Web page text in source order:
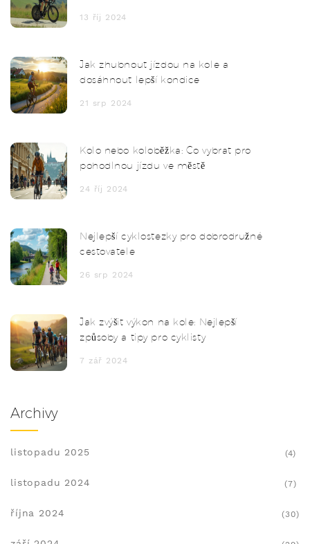
13 říj 2024
Jak zhubnout jízdou na kole a
dosáhnout lepší kondice
21 srp 2024
Kolo nebo koloběžka: Co vybrat pro
pohodlnou jízdu ve městě
24 říj 2024
Nejlepší cyklostezky pro dobrodružné
cestovatele
26 srp 2024
Jak zvýšit výkon na kole: Nejlepší
způsoby a tipy pro cyklisty
7 zář 2024
Archivy
listopadu 2025 (4)
listopadu 2024 (7)
října 2024 (30)